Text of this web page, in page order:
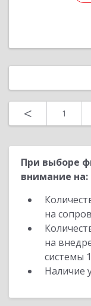
< 1
При выборе
внимание на:
на
на
системы
Наличие